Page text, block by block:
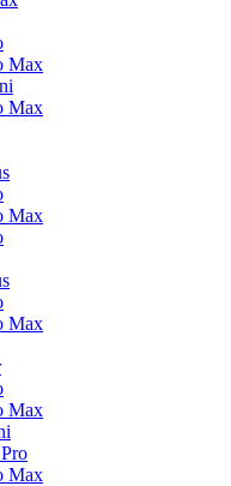
Max
Max
Max
Max
Max
Max